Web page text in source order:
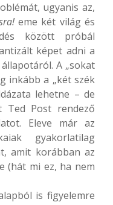
ugyanis az,
eme két világ és
között próbál
képet adni a
A „sokat
inkább a „két szék
lehetne – de
Ted Post rendező
Eleve már az
gyakorlatilag
amit korábban az
(hát mi ez, ha nem
is figyelemre